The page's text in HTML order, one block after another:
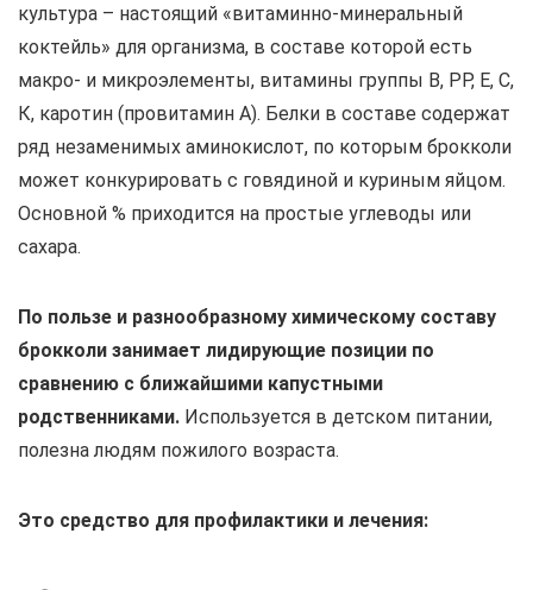
культура – настоящий «витаминно-минеральный
коктейль» для организма, в составе которой есть
макро- и микроэлементы, витамины группы В, РР, Е, С,
К, каротин (провитамин А). Белки в составе содержат
ряд незаменимых аминокислот, по которым брокколи
может конкурировать с говядиной и куриным яйцом.
Основной % приходится на простые углеводы или
сахара.
По пользе и разнообразному химическому составу
брокколи занимает лидирующие позиции по
сравнению с ближайшими капустными
родственниками. Используется в детском питании,
полезна людям пожилого возраста.
Это средство для профилактики и лечения: